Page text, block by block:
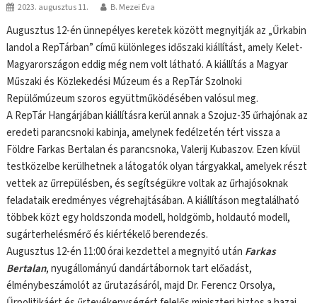
2023. augusztus 11. B. Mezei Éva
Augusztus 12-én ünnepélyes keretek között megnyitják az „Űrkabin
landol a RepTárban” című különleges időszaki kiállítást, amely Kelet-
Magyarországon eddig még nem volt látható. A kiállítás a Magyar
Műszaki és Közlekedési Múzeum és a RepTár Szolnoki
Repülőmúzeum szoros együttműködésében valósul meg.
A RepTár Hangárjában kiállításra kerül annak a Szojuz-35 űrhajónak az
eredeti parancsnoki kabinja, amelynek fedélzetén tért vissza a
Földre Farkas Bertalan és parancsnoka, Valerij Kubaszov. Ezen kívül
testközelbe kerülhetnek a látogatók olyan tárgyakkal, amelyek részt
vettek az űrrepülésben, és segítségükre voltak az űrhajósoknak
feladataik eredményes végrehajtásában. A kiállításon megtalálható
többek közt egy holdszonda modell, holdgömb, holdautó modell,
sugárterhelésmérő és kiértékelő berendezés.
Augusztus 12-én 11:00 órai kezdettel a megnyitó után Farkas
Bertalan, nyugállományú dandártábornok tart előadást,
élménybeszámolót az űrutazásáról, majd Dr. Ferencz Orsolya,